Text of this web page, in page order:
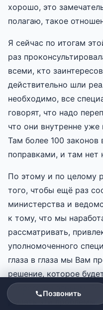
хорошо, это
полагаю, такое
Я сейчас по итогам
раз
всеми, кто
действительно шли
необходимо, все
говорят, что надо
что они внутренне
Там более 100 законов
поправками, и там нет
По этому и по целому
того, чтобы ещё раз
министерства и
к тому, что мы
рассматривать,
уполномоченного
глаза в глаза мы Вам
решение, которое
профессиональным,
решать эти проблемы.
Позвонить